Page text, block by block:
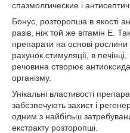
спазмолгические і
Бонус, розторопша в якості
разів, ніж той же вітамін Е.
препарати на основі
рахунок стимуляції, в
речовина створює
організму.
Унікальні властивості
забезпечують захист і
одним з найбільш
екстракту розторопші.